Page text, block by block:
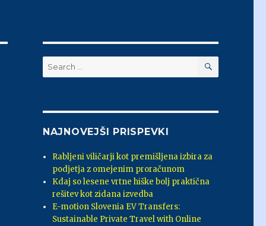
Search
for:
SEARCH
NAJNOVEJŠI PRISPEVKI
Rabljeni viličarji kot premišljena izbira za
podjetja z omejenim proračunom
Kdaj so lesene vrtne hiške bolj praktična
rešitev kot zidana izvedba
E-motion Slovenia EV Transfers:
Sustainable Private Travel with Online